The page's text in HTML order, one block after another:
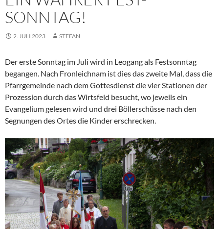
SONNTAG!
2. JULI 2023 STEFAN
Der erste Sonntag im Juli wird in Leogang als Festsonntag
begangen. Nach Fronleichnam ist dies das zweite Mal, dass die
Pfarrgemeinde nach dem Gottesdienst die vier Stationen der
Prozession durch das Wirtsfeld besucht, wo jeweils ein
Evangelium gelesen wird und drei Böllerschüsse nach den
Segnungen des Ortes die Kinder erschrecken.